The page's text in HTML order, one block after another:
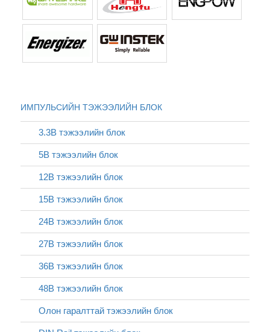
ИМПУЛЬСИЙН ТЭЖЭЭЛИЙН БЛОК
3.3В тэжээлийн блок
5В тэжээлийн блок
12В тэжээлийн блок
15В тэжээлийн блок
24В тэжээлийн блок
27В тэжээлийн блок
36В тэжээлийн блок
48В тэжээлийн блок
Олон гаралттай тэжээлийн блок